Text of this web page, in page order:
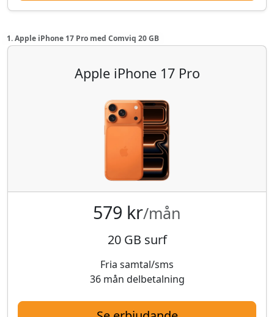
1. Apple iPhone 17 Pro med Comviq 20 GB
Apple iPhone 17 Pro
579 kr/mån
20 GB surf
Fria samtal/sms
36 mån delbetalning